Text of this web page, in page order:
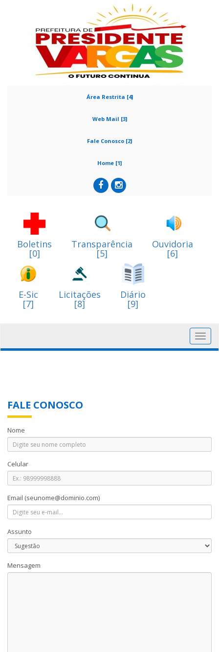
Área Restrita [4]
Web Mail [3]
Fale Conosco [2]
Home [1]
Boletins
[0]
Transparência
[5]
Ouvidoria
[6]
E-Sic
[7]
Licitações
[8]
Diário
[9]
FALE CONOSCO
Nome
Celular
Email (seunome@dominio.com)
Assunto
Mensagem